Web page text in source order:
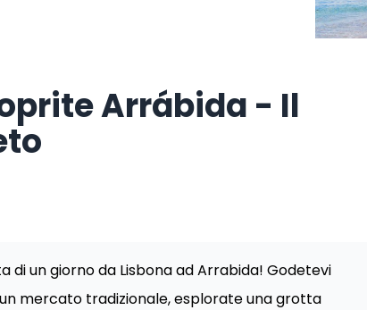
Arrábida - Il
di un giorno da Lisbona ad Arrabida! Godetevi
mercato tradizionale, esplorate una grotta